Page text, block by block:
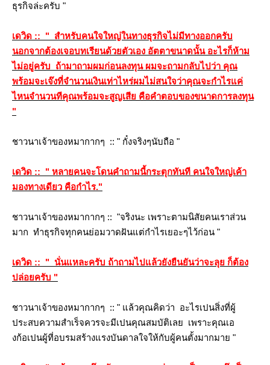
ธุรกิจล่ะครับ "
เดวิด :: " สำหรับคนใจใหญ่ในทางธุรกิจไม่มีทางออกครับ
นอกจากต้องเจอบทเรียนด้วยตัวเอง อัตตาขนาดนั้น อะไรก็ห้าม
ไม่อยู่ครับ ถ้ามาถามผมก่อนลงทุน ผมจะถามกลับไปว่า คุณ
พร้อมจะเจ๊งที่จำนวนเงินเท่าไหร่ผมไม่สนใจว่าคุณจะกำไรแค่
ไหนจำนวนทีคุณพร้อมจะสูญเสีย คือคำตอบของขนาดการลงทุน
"
ชาวนาเจ้าของหมากากๆ :: " กั๋งจริงๆนับถือ "
เดวิด :: " หลายคนจะโดนคำถามนี้กระตุกทันที คนใจใหญ่เค้า
มองทางเดียว คือกำไร."
ชาวนาเจ้าของหมากากๆ :: "จริงนะ เพราะตามนิสัยคนเราส่วน
มาก ทำธุรกิจทุกคนย่อมวาดฝันแต่กำไรเยอะๆไว้ก่อน "
เดวิด :: " นั่นแหละครับ ถ้าถามไปแล้วยังยืนยันว่าจะลุย ก็ต้อง
ปล่อยครับ "
ชาวนาเจ้าของหมากากๆ :: " แล้วคุณคิดว่า อะไรเปนสิ่งที่ผู้
ประสบความสำเร็จควรจะมีเปนคุณสมบัติเลย เพราะคุณเอ
งก้อเปนผู้ที่อบรมสร้างแรงบันดาลใจให้กับผู้คนตั้งมากมาย "